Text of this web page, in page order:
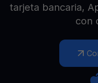
tarjeta bancaria,
con